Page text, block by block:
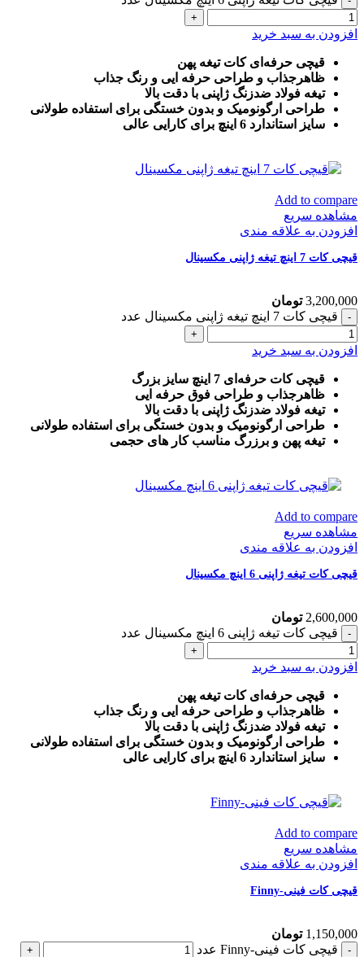
افزودن به سبد خرید
قیچی حرفه‌ای کات تیغه پهن
ظاهرجذاب و طراحی حرفه ایی و رنگ جذاب
تیغه فولاد ضدزنگ ژاپنی با دقت بالا
طراحی ارگونومیک و بدون خستگی برای استفاده طولانی
سایز استاندارد 6 اینچ برای کارایی عالی
Add to compare
مشاهده سریع
افزودن به علاقه مندی
قیچی کات 7 اینچ تیغه ژاپنی مکسینال
3,200,000 تومان
قیچی کات 7 اینچ تیغه ژاپنی مکسینال عدد
افزودن به سبد خرید
قیچی کات حرفه‌ای 7 اینچ سایز بزرگ
ظاهرجذاب و طراحی فوق حرفه ایی
تیغه فولاد ضدزنگ ژاپنی با دقت بالا
طراحی ارگونومیک و بدون خستگی برای استفاده طولانی
تیغه پهن و برزرگ مناسب کار های حجمی
Add to compare
مشاهده سریع
افزودن به علاقه مندی
قیچی کات تیغه ژاپنی 6 اینچ مکسینال
2,600,000 تومان
قیچی کات تیغه ژاپنی 6 اینچ مکسینال عدد
افزودن به سبد خرید
قیچی حرفه‌ای کات تیغه پهن
ظاهرجذاب و طراحی حرفه ایی و رنگ جذاب
تیغه فولاد ضدزنگ ژاپنی با دقت بالا
طراحی ارگونومیک و بدون خستگی برای استفاده طولانی
سایز استاندارد 6 اینچ برای کارایی عالی
Add to compare
مشاهده سریع
افزودن به علاقه مندی
قیچی کات فینی-Finny
1,150,000 تومان
قیچی کات فینی-Finny عدد